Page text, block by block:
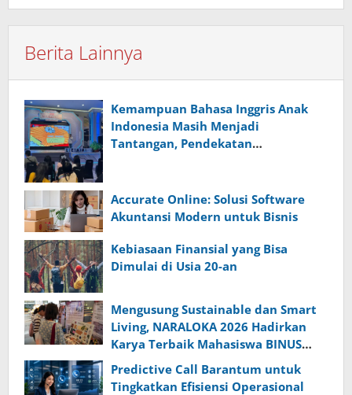
Berita Lainnya
Kemampuan Bahasa Inggris Anak
Indonesia Masih Menjadi
Tantangan, Pendekatan
Accurate Online: Solusi Software
Akuntansi Modern untuk Bisnis
Kebiasaan Finansial yang Bisa
Dimulai di Usia 20-an
Mengusung Sustainable dan Smart
Living, NARALOKA 2026 Hadirkan
Karya Terbaik Mahasiswa BINUS
@Malang
Predictive Call Barantum untuk
Tingkatkan Efisiensi Operasional